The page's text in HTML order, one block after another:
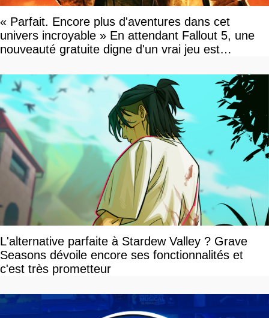
« Parfait. Encore plus d'aventures dans cet
univers incroyable » En attendant Fallout 5, une
nouveauté gratuite digne d'un vrai jeu est
L'alternative parfaite à Stardew Valley ? Grave
Seasons dévoile encore ses fonctionnalités et
c'est très prometteur